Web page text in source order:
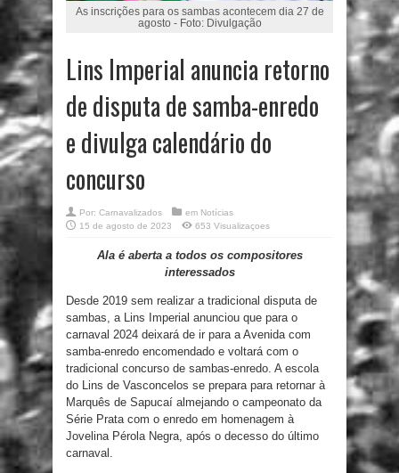
As inscrições para os sambas acontecem dia 27 de
agosto - Foto: Divulgação
Lins Imperial anuncia retorno
de disputa de samba-enredo
e divulga calendário do
concurso
Por: Carnavalizados em Notícias
15 de agosto de 2023
653 Visualizaçoes
Ala é aberta a todos os compositores
interessados
Desde 2019 sem realizar a tradicional disputa de
sambas, a Lins Imperial anunciou que para o
carnaval 2024 deixará de ir para a Avenida com
samba-enredo encomendado e voltará com o
tradicional concurso de sambas-enredo. A escola
do Lins de Vasconcelos se prepara para retornar à
Marquês de Sapucaí almejando o campeonato da
Série Prata com o enredo em homenagem à
Jovelina Pérola Negra, após o decesso do último
carnaval.